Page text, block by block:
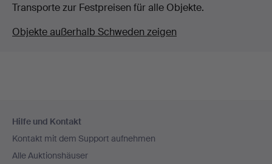
Transporte zur Festpreisen für alle Objekte.
Objekte außerhalb Schweden zeigen
Navigation
Hilfe und Kontakt
Kontakt mit dem Support aufnehmen
Alle Auktionshäuser